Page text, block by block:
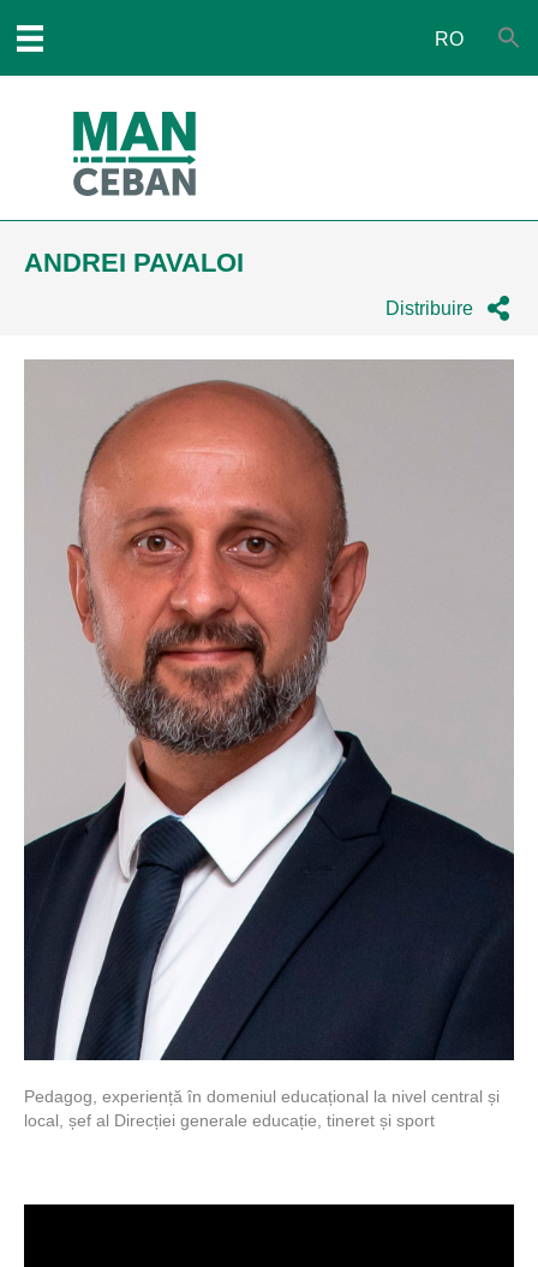
RO
ANDREI PAVALOI
Distribuire
Pedagog, experiență în domeniul educațional la nivel central și
local, șef al Direcției generale educație, tineret și sport